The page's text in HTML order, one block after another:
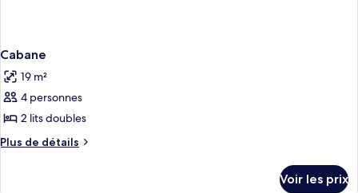
Cabane
19 m²
4 personnes
2 lits doubles
Plus de détails
Plus
Voir les prix